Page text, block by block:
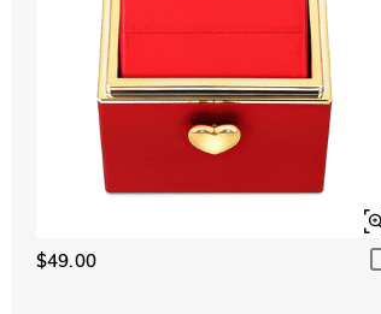
$49.00